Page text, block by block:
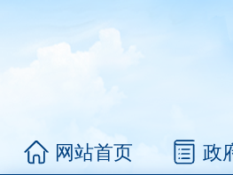
网站首页 政